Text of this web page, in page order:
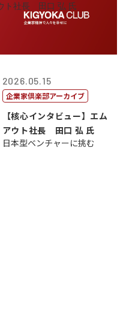
2026.05.15
企業家倶楽部アーカイブ
【核心インタビュー】エム
アウト社長 田口 弘 氏
日本型ベンチャーに挑む